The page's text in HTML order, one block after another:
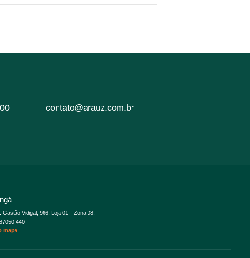
contato@arauz.com.br
Gastão Vidigal, 966, Loja 01 – Zona 08.
440
mapa